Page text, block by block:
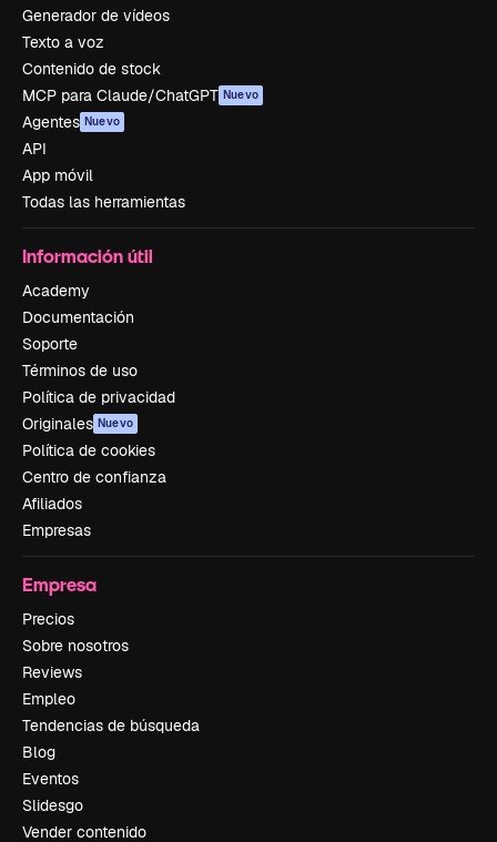
Generador de vídeos
Texto a voz
Contenido de stock
MCP para Claude/ChatGPT Nuevo
Agentes Nuevo
API
App móvil
Todas las herramientas
Información útil
Academy
Documentación
Soporte
Términos de uso
Política de privacidad
Originales Nuevo
Política de cookies
Centro de confianza
Afiliados
Empresas
Empresa
Precios
Sobre nosotros
Reviews
Empleo
Tendencias de búsqueda
Blog
Eventos
Slidesgo
Vender contenido